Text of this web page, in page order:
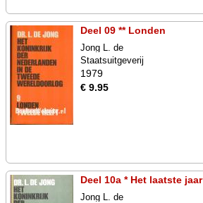
Deel 09 ** Londen
Jong L. de
Staatsuitgeverij
1979
€ 9.95
Deel 10a * Het laatste jaar
Jong L. de